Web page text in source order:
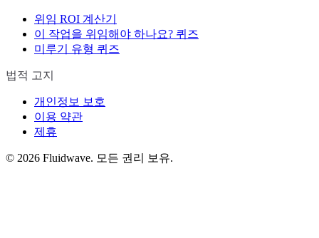
위임 ROI 계산기
이 작업을 위임해야 하나요? 퀴즈
미루기 유형 퀴즈
법적 고지
개인정보 보호
이용 약관
제휴
© 2026 Fluidwave. 모든 권리 보유.